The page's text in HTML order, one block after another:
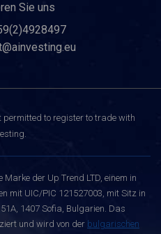
Sie uns
permitted to register to trade with
Marke der Up Trend LTD, einem in
mit UIC/PIC 121527003, mit Sitz in
1407 Sofia, Bulgarien. Das
und wird von der bulgarischen